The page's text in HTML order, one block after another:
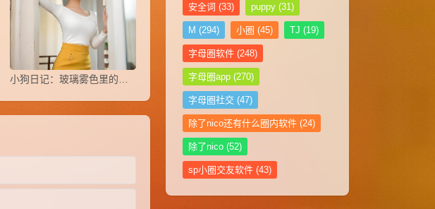
安全词 (33) puppy (31)
M (294) 小圈 (45) TJ (19)
字母圈软件 (248)
字母圈app (270)
字母圈社交 (47)
除了nico还有什么圈内软件 (24)
除了nico (52)
sp小圈交友软件 (43)